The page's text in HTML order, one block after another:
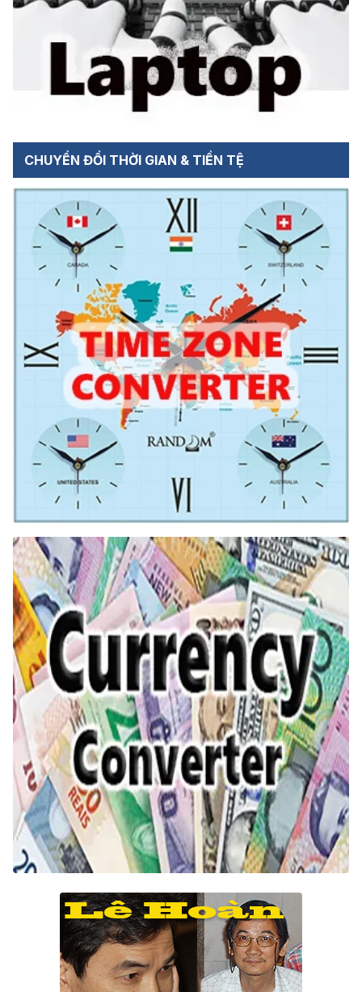
CHUYỂN ĐỔI THỜI GIAN & TIỀN TỆ